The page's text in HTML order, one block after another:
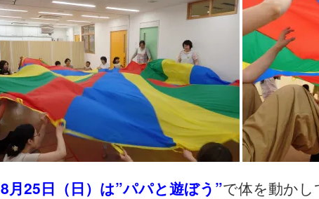
8月25日（日）は”パパと遊ぼう”で体を動か